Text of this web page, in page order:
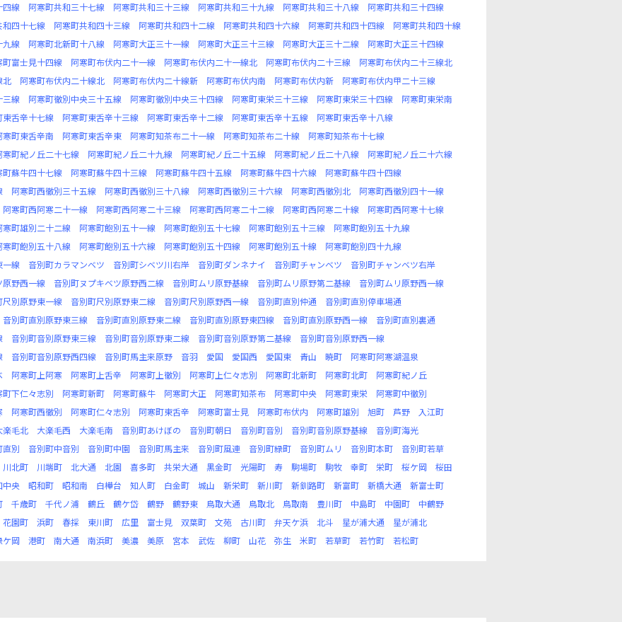
四線 阿寒町共和三十七線 阿寒町共和三十三線 阿寒町共和三十九線 阿寒町共和三十八線
阿寒町共和三十四線
和四十七線 阿寒町共和四十三線 阿寒町共和四十二線 阿寒町共和四十六線 阿寒町共和四十四線
阿寒町共和四十線
九線 阿寒町北新町十八線 阿寒町大正三十一線 阿寒町大正三十三線 阿寒町大正三十二線
阿寒町大正三十四線
町富士見十四線 阿寒町布伏内二十一線 阿寒町布伏内二十一線北 阿寒町布伏内二十三線
阿寒町布伏内二十三線北
北 阿寒町布伏内二十線北 阿寒町布伏内二十線新 阿寒町布伏内南 阿寒町布伏内新
阿寒町布伏内甲二十三線
三線 阿寒町徹別中央三十五線 阿寒町徹別中央三十四線 阿寒町東栄三十三線 阿寒町東栄三十四線
阿寒町東栄南
東舌辛十七線 阿寒町東舌辛十三線 阿寒町東舌辛十二線 阿寒町東舌辛十五線
阿寒町東舌辛十八線
寒町東舌辛南 阿寒町東舌辛東 阿寒町知茶布二十一線 阿寒町知茶布二十線
阿寒町知茶布十七線
寒町紀ノ丘二十七線 阿寒町紀ノ丘二十九線 阿寒町紀ノ丘二十五線 阿寒町紀ノ丘二十八線
阿寒町紀ノ丘二十六線
町蘇牛四十七線 阿寒町蘇牛四十三線 阿寒町蘇牛四十五線 阿寒町蘇牛四十六線
阿寒町蘇牛四十四線
阿寒町西徹別三十五線 阿寒町西徹別三十八線 阿寒町西徹別三十六線 阿寒町西徹別北
阿寒町西徹別四十一線
阿寒町西阿寒二十一線 阿寒町西阿寒二十三線 阿寒町西阿寒二十二線 阿寒町西阿寒二十線
阿寒町西阿寒十七線
寒町雄別二十二線 阿寒町飽別五十一線 阿寒町飽別五十七線 阿寒町飽別五十三線
阿寒町飽別五十九線
寒町飽別五十八線 阿寒町飽別五十六線 阿寒町飽別五十四線 阿寒町飽別五十線
阿寒町飽別四十九線
一線 音別町カラマンベツ 音別町シベツ川右岸 音別町ダンネナイ 音別町チャンベツ
音別町チャンベツ右岸
野西一線 音別町ヌプキベツ原野西二線 音別町ムリ原野基線 音別町ムリ原野第二基線
音別町ムリ原野西一線
尺別原野東一線 音別町尺別原野東二線 音別町尺別原野西一線 音別町直別仲通
音別町直別停車場通
音別町直別原野東三線 音別町直別原野東二線 音別町直別原野東四線 音別町直別原野西一線
音別町直別裏通
音別町音別原野東三線 音別町音別原野東二線 音別町音別原野第二基線
音別町音別原野西一線
音別町音別原野西四線 音別町馬主来原野 音羽 愛国 愛国西 愛国東 青山 暁町
阿寒町阿寒湖温泉
阿寒町上阿寒 阿寒町上舌辛 阿寒町上徹別 阿寒町上仁々志別 阿寒町北新町 阿寒町北町
阿寒町紀ノ丘
町下仁々志別 阿寒町新町 阿寒町蘇牛 阿寒町大正 阿寒町知茶布 阿寒町中央 阿寒町東栄
阿寒町中徹別
阿寒町西徹別 阿寒町仁々志別 阿寒町東舌辛 阿寒町富士見 阿寒町布伏内 阿寒町雄別 旭町 芦野
入江町
楽毛北 大楽毛西 大楽毛南 音別町あけぼの 音別町朝日 音別町音別 音別町音別原野基線
音別町海光
直別 音別町中音別 音別町中園 音別町馬主来 音別町風連 音別町緑町 音別町ムリ 音別町本町
音別町若草
川北町 川端町 北大通 北園 喜多町 共栄大通 黒金町 光陽町 寿 駒場町 駒牧 幸町 栄町 桜ケ岡
桜田
中央 昭和町 昭和南 白樺台 知人町 白金町 城山 新栄町 新川町 新釧路町 新富町 新橋大通
新富士町
千歳町 千代ノ浦 鶴丘 鶴ケ岱 鶴野 鶴野東 鳥取大通 鳥取北 鳥取南 豊川町 中島町 中園町
中鶴野
花園町 浜町 春採 東川町 広里 富士見 双葉町 文苑 古川町 弁天ケ浜 北斗 星が浦大通
星が浦北
ケ岡 港町 南大通 南浜町 美濃 美原 宮本 武佐 柳町 山花 弥生 米町 若草町 若竹町 若松町